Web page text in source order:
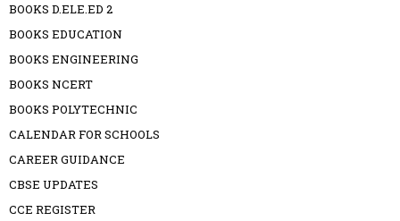
BOOKS D.ELE.ED 2
BOOKS EDUCATION
BOOKS ENGINEERING
BOOKS NCERT
BOOKS POLYTECHNIC
CALENDAR FOR SCHOOLS
CAREER GUIDANCE
CBSE UPDATES
CCE REGISTER